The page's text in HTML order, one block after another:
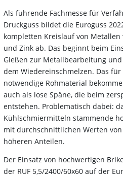
Als führende Fachmesse für
Druckguss bildet die Euroguss
kompletten Kreislauf von
und Zink ab. Das beginnt beim
Gießen zur Metallbearbeitung
dem Wiedereinschmelzen. Das
notwendige Rohmaterial
auch als lose Späne, die beim
entstehen. Problematisch dabei:
Kühlschmiermitteln stammende
mit durchschnittlichen Werten
höheren Anteilen.
Der Einsatz von hochwertigen
der RUF 5,5/2400/60x60 auf der